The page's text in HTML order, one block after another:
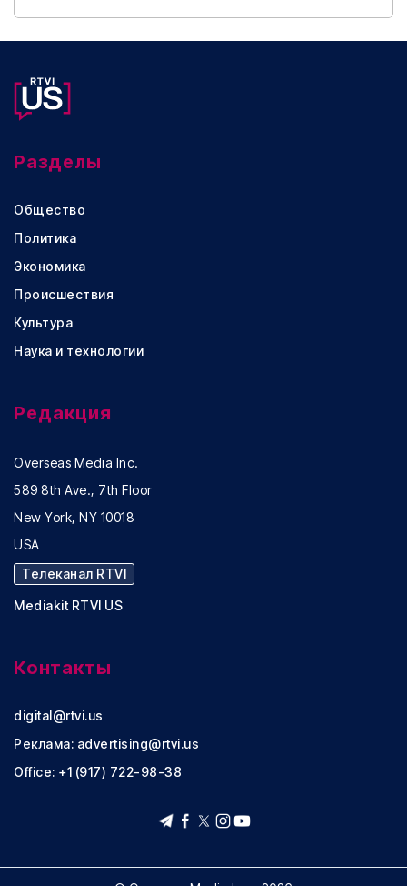
Разделы
Общество
Политика
Экономика
Происшествия
Культура
Наука и технологии
Редакция
Overseas Media Inc.
589 8th Ave., 7th Floor
New York, NY 10018
USA
Телеканал RTVI
Mediakit RTVI US
Контакты
digital@rtvi.us
Реклама: advertising@rtvi.us
Office: +1 (917) 722-98-38